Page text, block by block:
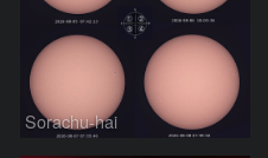
Sorachu-hai